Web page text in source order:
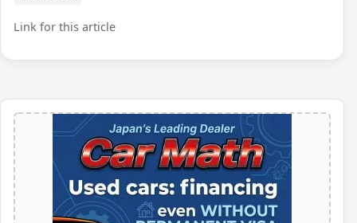
Link for this article